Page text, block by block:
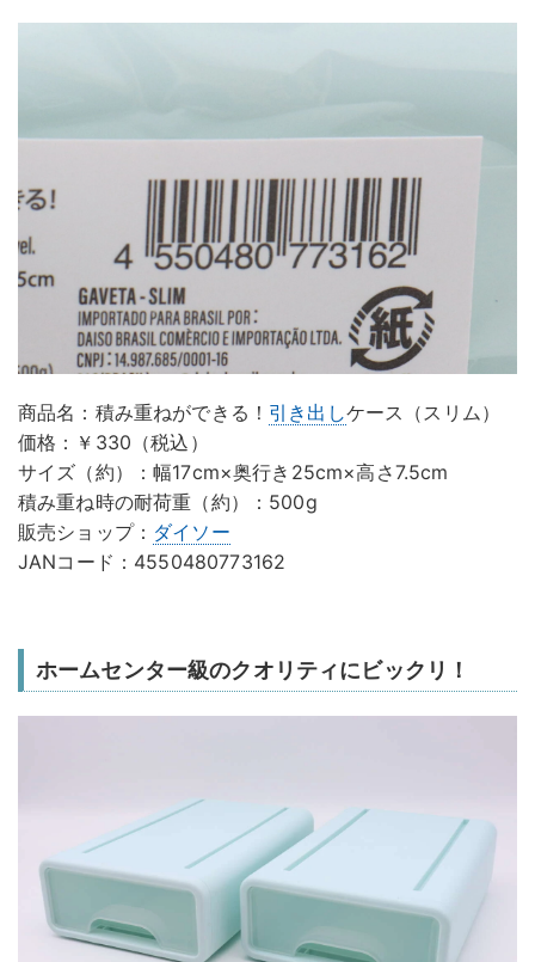
商品名：積み重ねができる！ 引き出しケース（スリム）
価格：￥330（税込）
サイズ（約）：幅17cm×奥行き25cm×高さ7.5cm
積み重ね時の耐荷重（約）：500g
販売ショップ： ダイソー
JANコード：4550480773162
ホームセンター級のクオリティにビックリ！